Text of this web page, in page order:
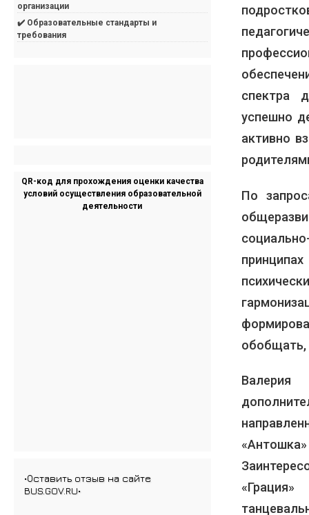
спектра
успешно
активно
По
обобщать,
организации
✔️ Образовательные стандарты и
требования
QR-код для прохождения оценки качества
условий осуществления образовательной
деятельности
•Оставить отзыв на сайте
BUS.GOV.RU•